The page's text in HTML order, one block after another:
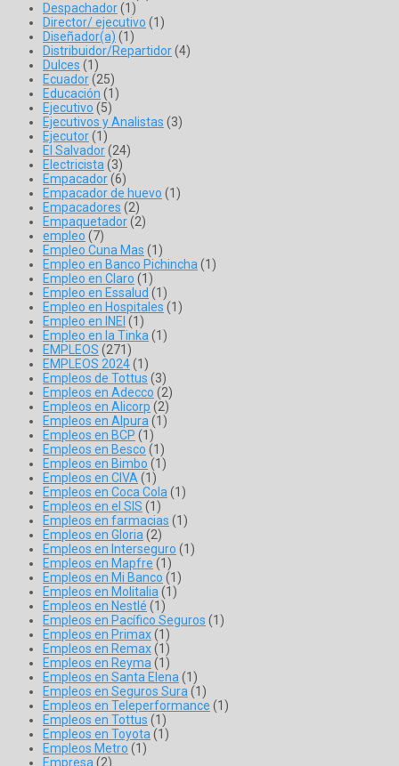
Despachador(1)
Director/ ejecutivo (1)
Diseñador(a) (1)
Distribuidor/Repartidor(4)
Dulces (1)
Ecuador(25)
Educación (1)
Ejecutivo (5)
Ejecutivos y Analistas (3)
Ejecutor(1)
El Salvador(24)
Electricista (3)
Empacador(6)
Empacador de huevo (1)
Empacadores (2)
Empaquetador(2)
empleo (7)
Empleo Cuna Mas (1)
Empleo en Banco Pichincha (1)
Empleo en Claro (1)
Empleo en Essalud (1)
Empleo en Hospitales (1)
Empleo en INEI (1)
Empleo en la Tinka (1)
EMPLEOS (271)
EMPLEOS 2024(1)
Empleos de Tottus (3)
Empleos en Adecco (2)
Empleos en Alicorp (2)
Empleos en Alpura (1)
Empleos en BCP (1)
Empleos en Besco (1)
Empleos en Bimbo (1)
Empleos en CIVA (1)
Empleos en Coca Cola (1)
Empleos en el SIS (1)
Empleos en farmacias (1)
Empleos en Gloria (2)
Empleos en Interseguro (1)
Empleos en Mapfre (1)
Empleos en Mi Banco (1)
Empleos en Molitalia (1)
Empleos en Nestlé (1)
Empleos en Pacífico Seguros (1)
Empleos en Primax(1)
Empleos en Remax(1)
Empleos en Reyma (1)
Empleos en Santa Elena (1)
Empleos en Seguros Sura (1)
Empleos en Teleperformance (1)
Empleos en Tottus (1)
Empleos en Toyota (1)
Empleos Metro (1)
Empresa (2)